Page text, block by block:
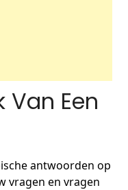
Van Een
antwoorden op
vragen en vragen